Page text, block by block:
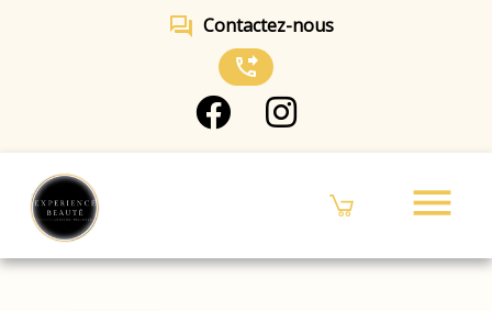
forum Contactez-nous
phone_forwarded
menu